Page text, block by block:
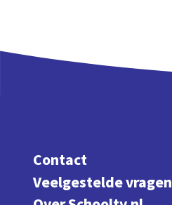
Contact
Veelgestelde vragen